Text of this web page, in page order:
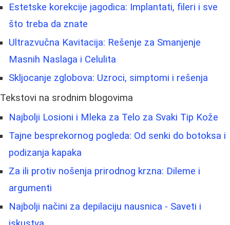
Estetske korekcije jagodica: Implantati, fileri i sve
što treba da znate
Ultrazvučna Kavitacija: Rešenje za Smanjenje
Masnih Naslaga i Celulita
Skljocanje zglobova: Uzroci, simptomi i rešenja
Tekstovi na srodnim blogovima
Najbolji Losioni i Mleka za Telo za Svaki Tip Kože
Tajne besprekornog pogleda: Od senki do botoksa i
podizanja kapaka
Za ili protiv nošenja prirodnog krzna: Dileme i
argumenti
Najbolji načini za depilaciju nausnica - Saveti i